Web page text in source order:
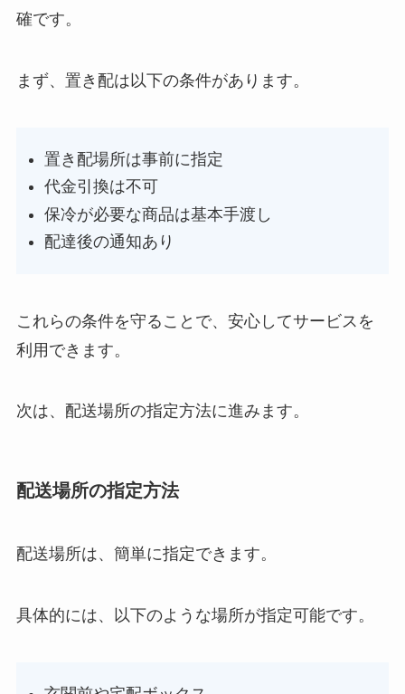
確です。
まず、置き配は以下の条件があります。
置き配場所は事前に指定
代金引換は不可
保冷が必要な商品は基本手渡し
配達後の通知あり
これらの条件を守ることで、安心してサービスを
利用できます。
次は、配送場所の指定方法に進みます。
配送場所の指定方法
配送場所は、簡単に指定できます。
具体的には、以下のような場所が指定可能です。